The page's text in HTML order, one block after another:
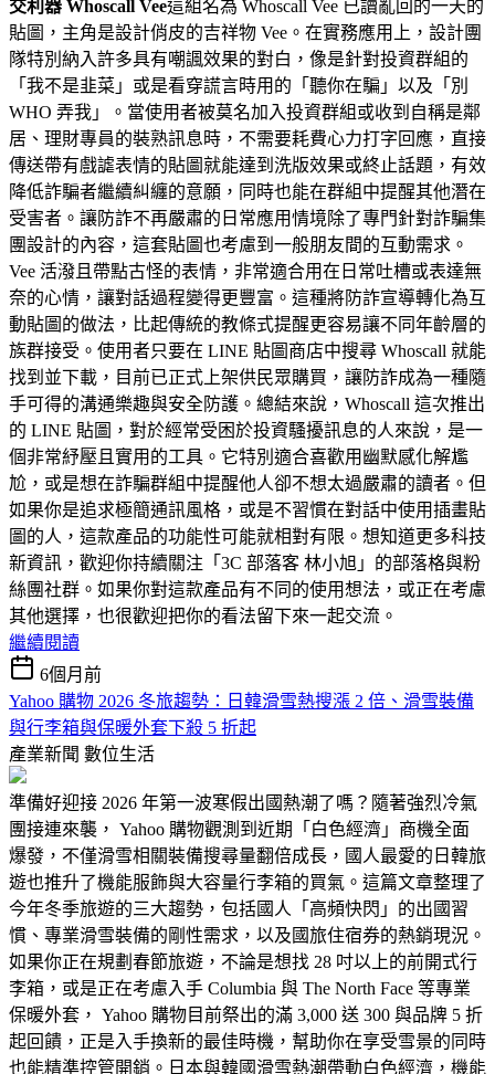
交利器 Whoscall Vee這組名為 Whoscall Vee 已讀亂回的一天的
貼圖，主角是設計俏皮的吉祥物 Vee。在實務應用上，設計團
隊特別納入許多具有嘲諷效果的對白，像是針對投資群組的
「我不是韭菜」或是看穿謊言時用的「聽你在騙」以及「別
WHO 弄我」。當使用者被莫名加入投資群組或收到自稱是鄰
居、理財專員的裝熟訊息時，不需要耗費心力打字回應，直接
傳送帶有戲謔表情的貼圖就能達到洗版效果或終止話題，有效
降低詐騙者繼續糾纏的意願，同時也能在群組中提醒其他潛在
受害者。讓防詐不再嚴肅的日常應用情境除了專門針對詐騙集
團設計的內容，這套貼圖也考慮到一般朋友間的互動需求。
Vee 活潑且帶點古怪的表情，非常適合用在日常吐槽或表達無
奈的心情，讓對話過程變得更豐富。這種將防詐宣導轉化為互
動貼圖的做法，比起傳統的教條式提醒更容易讓不同年齡層的
族群接受。使用者只要在 LINE 貼圖商店中搜尋 Whoscall 就能
找到並下載，目前已正式上架供民眾購買，讓防詐成為一種隨
手可得的溝通樂趣與安全防護。總結來說，Whoscall 這次推出
的 LINE 貼圖，對於經常受困於投資騷擾訊息的人來說，是一
個非常紓壓且實用的工具。它特別適合喜歡用幽默感化解尷
尬，或是想在詐騙群組中提醒他人卻不想太過嚴肅的讀者。但
如果你是追求極簡通訊風格，或是不習慣在對話中使用插畫貼
圖的人，這款產品的功能性可能就相對有限。想知道更多科技
新資訊，歡迎你持續關注「3C 部落客 林小旭」的部落格與粉
絲團社群。如果你對這款產品有不同的使用想法，或正在考慮
其他選擇，也很歡迎把你的看法留下來一起交流。
繼續閱讀
6個月前
Yahoo 購物 2026 冬旅趨勢：日韓滑雪熱搜漲 2 倍、滑雪裝備
與行李箱與保暖外套下殺 5 折起
產業新聞 數位生活
準備好迎接 2026 年第一波寒假出國熱潮了嗎？隨著強烈冷氣
團接連來襲， Yahoo 購物觀測到近期「白色經濟」商機全面
爆發，不僅滑雪相關裝備搜尋量翻倍成長，國人最愛的日韓旅
遊也推升了機能服飾與大容量行李箱的買氣。這篇文章整理了
今年冬季旅遊的三大趨勢，包括國人「高頻快閃」的出國習
慣、專業滑雪裝備的剛性需求，以及國旅住宿券的熱銷現況。
如果你正在規劃春節旅遊，不論是想找 28 吋以上的前開式行
李箱，或是正在考慮入手 Columbia 與 The North Face 等專業
保暖外套， Yahoo 購物目前祭出的滿 3,000 送 300 與品牌 5 折
起回饋，正是入手換新的最佳時機，幫助你在享受雪景的同時
也能精準控管開銷。日本與韓國滑雪熱潮帶動白色經濟，機能